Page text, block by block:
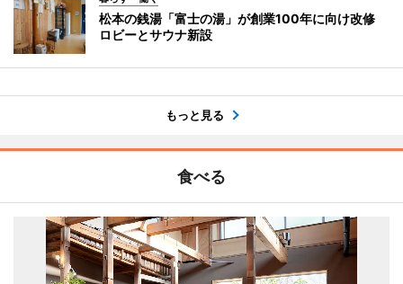
松本の銭湯「富士の湯」が創業100年に向け改修
ロビーとサウナ新設
もっと見る
食べる